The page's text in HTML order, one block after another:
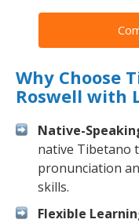
Why Choose
Roswell with
Native-
native Tibetano
pronunciation
skills.
Flexible